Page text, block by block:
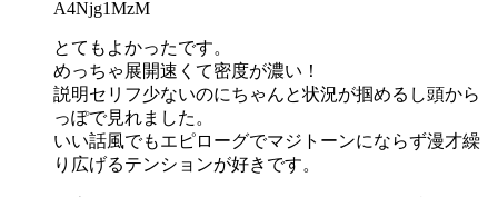
A4Njg1MzM
とてもよかったです。
めっちゃ展開速くて密度が濃い！
説明セリフ少ないのにちゃんと状況が掴めるし頭から
っぽで見れました。
いい話風でもエピローグでマジトーンにならず漫才繰
り広げるテンションが好きです。